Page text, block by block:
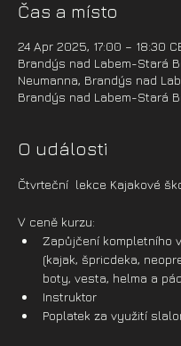
Čas a místo
24 Apr 2025, 17:00 – 18:30
Brandýs nad Labem-Stará
Neumanna, Brandýs nad
Brandýs nad Labem-Stará
O události
Čtvrteční  lekce Kajakové
V ceně kurzu:
Zapůjčení kompletního
(kajak, špricdeka,
boty, vesta, helma a
Instruktor
Poplatek za využití